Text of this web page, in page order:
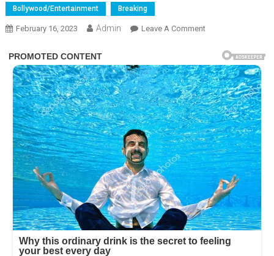
Bollywood/Entertainment Breaking
February 16, 2023 Admin Leave A CommentOn
બોયફ્રેન્ડને
એકલી
સંભાળી
ચૂકી
છે
સુસ્મિતા
સેન,
જાણીને
માનવામાં
નહીં
આવે…